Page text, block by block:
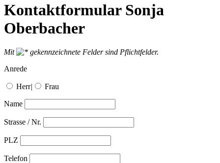
Kontaktformular Sonja
Oberbacher
Mit
gekennzeichnete Felder sind Pflichtfelder.
Anrede
Herr| Frau
Name
Strasse / Nr.
PLZ
Telefon